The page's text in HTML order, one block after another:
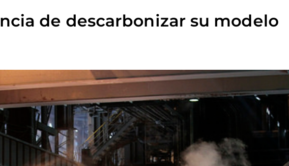
de descarbonizar su modelo